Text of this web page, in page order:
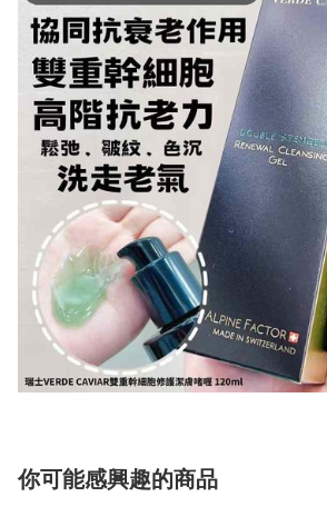
你可能感興趣的商品